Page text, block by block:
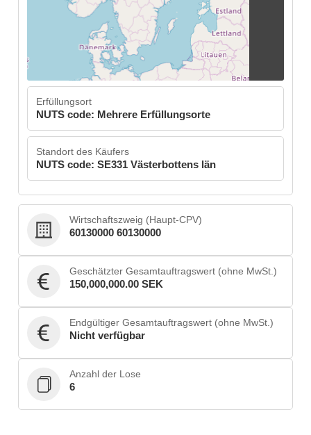
Erfüllungsort
NUTS code: Mehrere Erfüllungsorte
Standort des Käufers
NUTS code: SE331 Västerbottens län
Wirtschaftszweig (Haupt-CPV)
60130000 60130000
Geschätzter Gesamtauftragswert (ohne MwSt.)
150,000,000.00 SEK
Endgültiger Gesamtauftragswert (ohne MwSt.)
Nicht verfügbar
Anzahl der Lose
6